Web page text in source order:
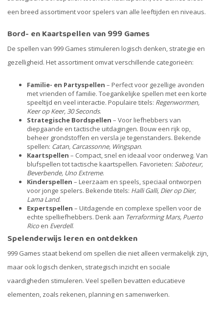
een breed assortiment voor spelers van alle leeftijden en niveaus.
Bord- en Kaartspellen van 999 Games
De spellen van 999 Games stimuleren logisch denken, strategie en
gezelligheid. Het assortiment omvat verschillende categorieën:
Familie- en Partyspellen – Perfect voor gezellige avonden
met vrienden of familie. Toegankelijke spellen met een korte
speeltijd en veel interactie. Populaire titels: Regenwormen,
Keer op Keer, 30 Seconds.
Strategische Bordspellen – Voor liefhebbers van
diepgaande en tactische uitdagingen. Bouw een rijk op,
beheer grondstoffen en versla je tegenstanders. Bekende
spellen: Catan, Carcassonne, Wingspan.
Kaartspellen – Compact, snel en ideaal voor onderweg. Van
blufspellen tot tactische kaartspellen. Favorieten: Saboteur,
Beverbende, Uno Extreme.
Kinderspellen – Leerzaam en speels, speciaal ontworpen
voor jonge spelers. Bekende titels: Halli Galli, Dier op Dier,
Lama Land.
Expertspellen – Uitdagende en complexe spellen voor de
echte spelliefhebbers. Denk aan Terraforming Mars, Puerto
Rico en Everdell.
Spelenderwijs leren en ontdekken
999 Games staat bekend om spellen die niet alleen vermakelijk zijn,
maar ook logisch denken, strategisch inzicht en sociale
vaardigheden stimuleren. Veel spellen bevatten educatieve
elementen, zoals rekenen, planning en samenwerken.